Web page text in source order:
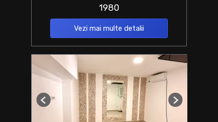
1980
Vezi mai multe detalii
Previous Next